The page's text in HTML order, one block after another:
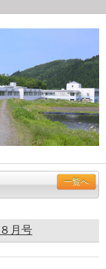
一覧へ
月号